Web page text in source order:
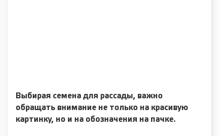
Выбирая семена для рассады, важно
обращать внимание не только на красивую
картинку, но и на обозначения на пачке.